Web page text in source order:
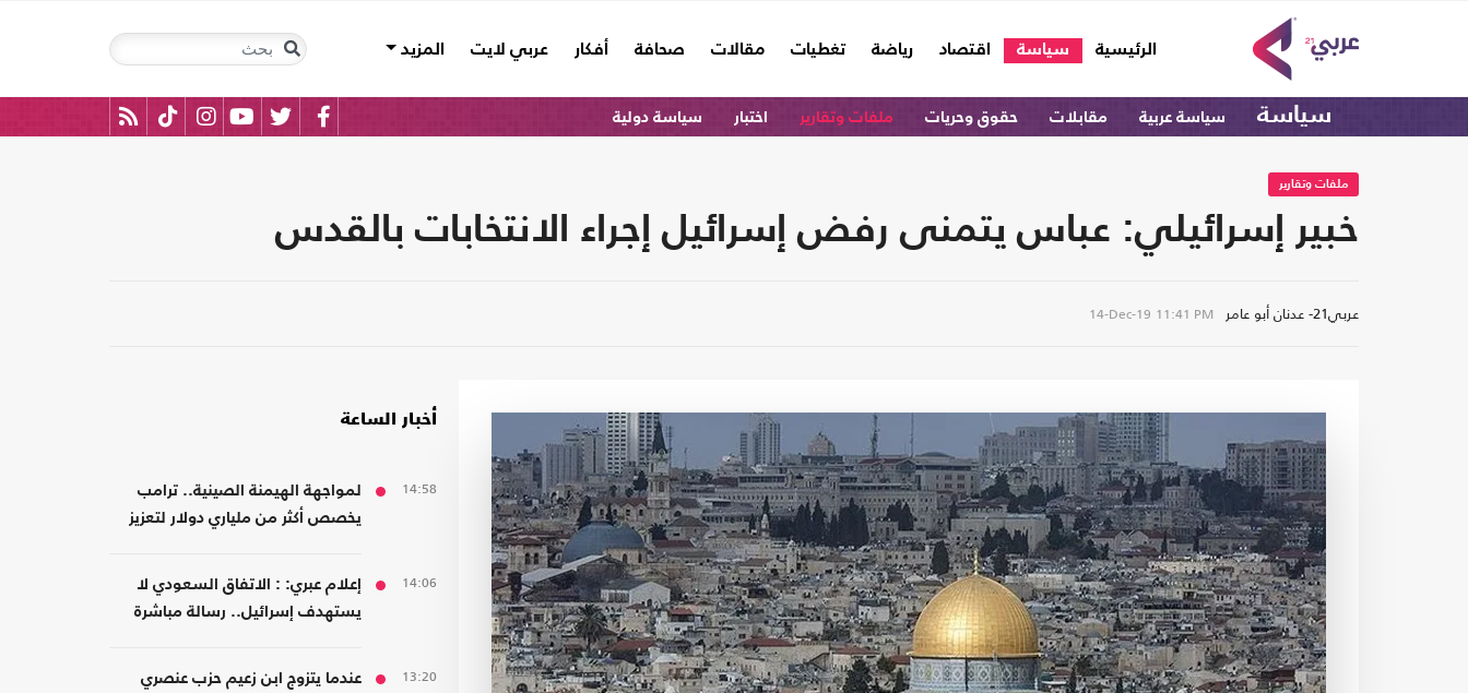
الرئيسية
(current) سياسة اقتصاد رياضة تغطيات مقالات صحافة أفكار عربي لايت المزيد
سياسة سياسة عربية مقابلات حقوق وحريات ملفات وتقارير اختبار سياسة دولية
ملفات وتقارير
خبير إسرائيلي: عباس يتمنى رفض إسرائيل إجراء الانتخابات بالقدس
عربي21- عدنان أبو عامر 14-Dec-19 11:41 PM
أخبار الساعة
14:58
لمواجهة الهيمنة الصينية.. ترامب
يخصص أكثر من ملياري دولار لتعزيز
14:06
إعلام عبري: : الاتفاق السعودي لا
يستهدف إسرائيل.. رسالة مباشرة
13:20
عندما يتزوج ابن زعيم حزب عنصري